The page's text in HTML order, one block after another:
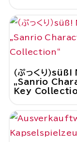
（ぷっくり）
„Sanrio
Key